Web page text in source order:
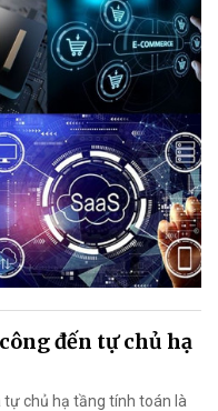
đến tự chủ hạ
tự chủ hạ tầng tính toán là